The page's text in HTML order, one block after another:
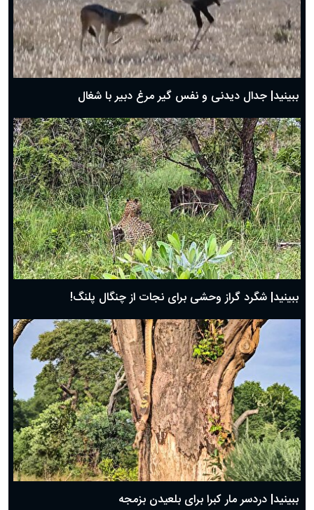
دعای روز دوم ماه مبارک رمضان ۱ اسفند ماه ۱۴۰۴
دعای روز اول ماه مبارک رمضان، ۳۰ بهمن ۱۴۰۴
حضرت زینب(س) چگونه از دنیا رفت؟
بهترین پیامک تبریک روز پدر ۱۴۰۴؛ جملات زیبا و صمیمانه
ببینید| جدال دیدنی و نفس گیر مرغ دبیر با شغال
ببینید| شگرد گراز وحشی برای نجات از چنگال پلنگ!
ببینید| دردسر مار کبرا برای بلعیدن بزمجه